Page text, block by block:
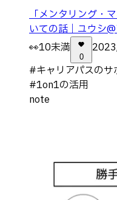
「メンタリング・
いての話｜ユウシ
👀10未満
0
#キャリアパスのサ
#1on1の活用
note